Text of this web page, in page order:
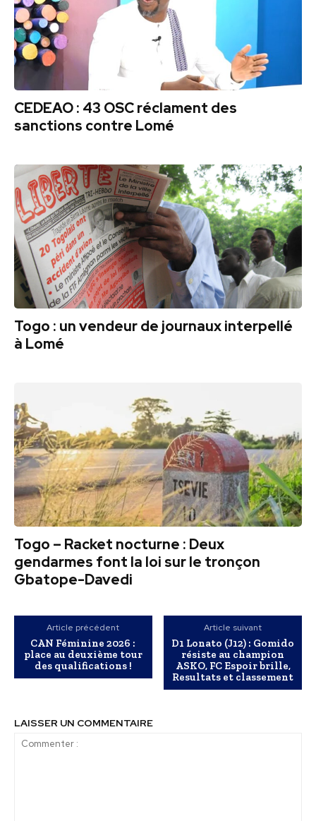
CEDEAO : 43 OSC réclament des
sanctions contre Lomé
Togo : un vendeur de journaux interpellé
à Lomé
Togo – Racket nocturne : Deux
gendarmes font la loi sur le tronçon
Gbatope-Davedi
Article précédent
CAN Féminine 2026 :
place au deuxième tour
des qualifications !
Article suivant
D1 Lonato (J12) : Gomido
résiste au champion
ASKO, FC Espoir brille,
Resultats et classement
LAISSER UN COMMENTAIRE